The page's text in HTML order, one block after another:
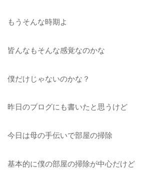
もうそんな時期よ
皆んなもそんな感覚なのかな
僕だけじゃないのかな？
昨日のブログにも書いたと思うけど
今日は母の手伝いで部屋の掃除
基本的に僕の部屋の掃除が中心だけど